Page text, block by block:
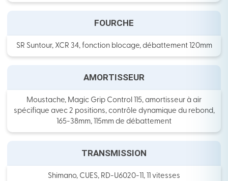
FOURCHE
SR Suntour, XCR 34, fonction blocage, débattement 120mm
AMORTISSEUR
Moustache, Magic Grip Control 115, amortisseur à air
spécifique avec 2 positions, contrôle dynamique du rebond,
165-38mm, 115mm de débattement
TRANSMISSION
Shimano, CUES, RD-U6020-11, 11 vitesses